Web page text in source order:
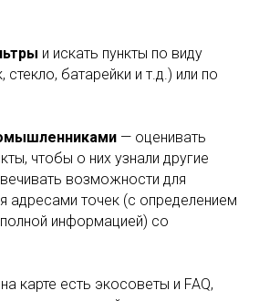
и искать пункты по виду
стекло, батарейки и т.д.) или по
— оценивать
чтобы о них узнали другие
возможности для
адресами точек (с определением
информацией) со
карте есть экосоветы и FAQ,